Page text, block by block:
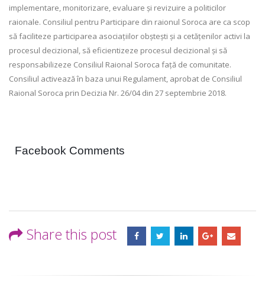
implementare, monitorizare, evaluare și revizuire a politicilor
raionale. Consiliul pentru Participare din raionul Soroca are ca scop
să faciliteze participarea asociațiilor obștești și a cetățenilor activi la
procesul decizional, să eficientizeze procesul decizional și să
responsabilizeze Consiliul Raional Soroca față de comunitate.
Consiliul activează în baza unui Regulament, aprobat de Consiliul
Raional Soroca prin Decizia Nr. 26/04 din 27 septembrie 2018.
Facebook Comments
Share this post